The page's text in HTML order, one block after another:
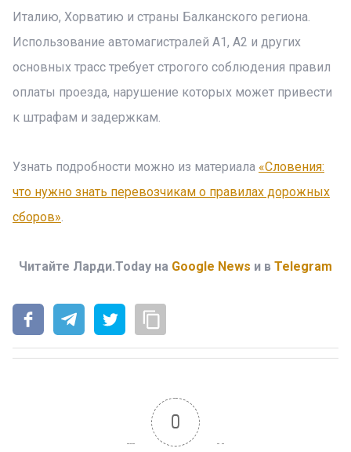
Италию, Хорватию и страны Балканского региона.
Использование автомагистралей A1, A2 и других
основных трасс требует строгого соблюдения правил
оплаты проезда, нарушение которых может привести
к штрафам и задержкам.
Узнать подробности можно из материала «Словения:
что нужно знать перевозчикам о правилах дорожных
сборов».
Читайте Ларди.Today на Google News и в Telegram
0